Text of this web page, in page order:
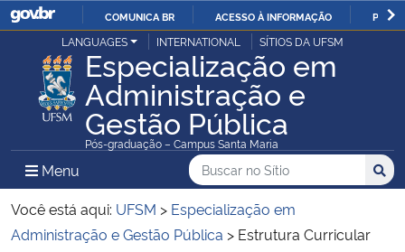
IR
PARA
O
CONTEÚDO
COMUNICA BR ACESSO À INFORMAÇÃO
Ministério da Justiça e Segurança Pública
Ministério da Defesa
Ministério das Relações Exteriores
Ministério da Economia
LANGUAGES INTERNATIONAL SÍTIOS DA UFSM
Especialização em
Administração e
Gestão Pública
Pós-graduação – Campus Santa Maria
Menu Menu Principal do Sítio
Busca
Buscar no no Sítio
Busca:
Você está aqui: UFSM > Especialização em
Administração e Gestão Pública > Estrutura Curricular